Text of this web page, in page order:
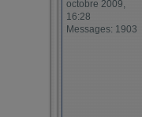
octobre 2009,
16:28
Messages: 1903